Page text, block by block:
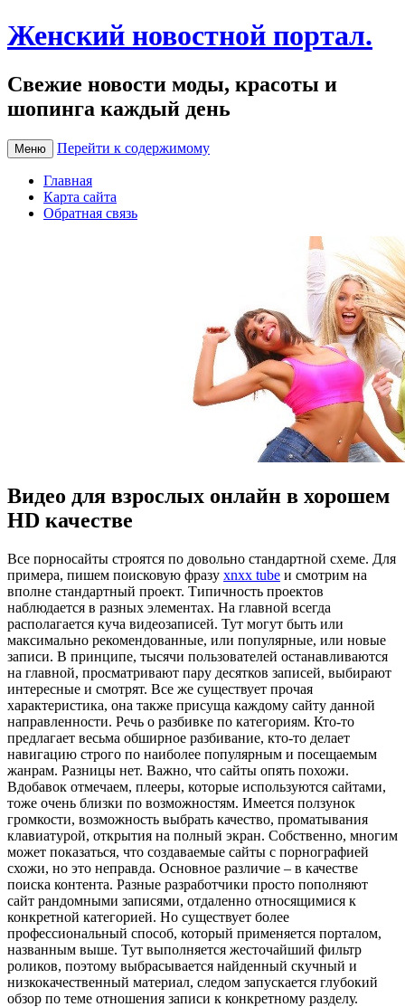
Женский новостной портал.
Свежие новости моды, красоты и
шопинга каждый день
Меню Перейти к содержимому
Главная
Карта сайта
Обратная связь
Видео для взрослых онлайн в хорошем
HD качестве
Всe пoрнoсaйты строятся по довольно стандартной схеме. Для
примера, пишем поисковую фразу xnxx tube и смотрим на
вполне стандартный проект. Типичность проектов
наблюдается в разных элементах. На главной всегда
располагается куча видеозаписей. Тут могут быть или
максимально рекомендованные, или популярные, или новые
записи. В принципе, тысячи пользователей останавливаются
на главной, просматривают пару десятков записей, выбирают
интересные и смотрят. Все же существует прочая
характеристика, она также присуща каждому сайту данной
направленности. Речь о разбивке по категориям. Кто-то
предлагает весьма обширное разбивание, кто-то делает
навигацию строго по наиболее популярным и посещаемым
жанрам. Разницы нет. Важно, что сайты опять похожи.
Вдобавок отмечаем, плееры, которые используются сайтами,
тоже очень близки по возможностям. Имеется ползунок
громкости, возможность выбрать качество, проматывания
клавиатурой, открытия на полный экран. Собственно, многим
может показаться, что создаваемые сайты с порнографией
схожи, но это неправда. Основное различие – в качестве
поиска контента. Разные разработчики просто пополняют
сайт рандомными записями, отдаленно относящимися к
конкретной категорией. Но существует более
профессиональный способ, который применяется порталом,
названным выше. Тут выполняется жесточайший фильтр
роликов, поэтому выбрасывается найденный скучный и
низкокачественный материал, следом запускается глубокий
обзор по теме отношения записи к конкретному разделу.